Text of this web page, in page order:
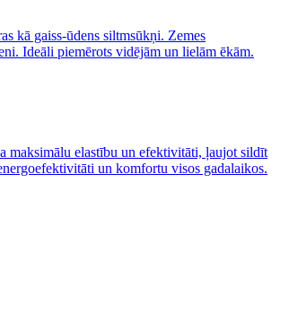
kā gaiss-ūdens siltmsūkņi. Zemes
Ideāli piemērots vidējām un lielām ēkām.
maksimālu elastību un efektivitāti, ļaujot sildīt
un komfortu visos gadalaikos.